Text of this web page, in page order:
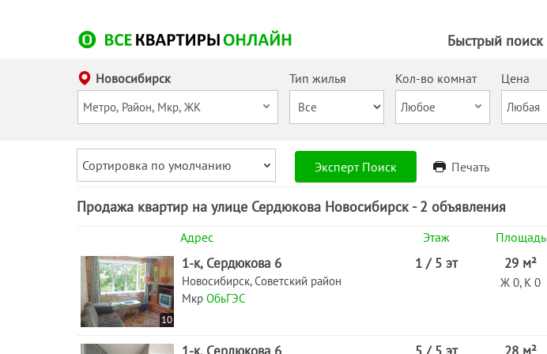
Быстрый поиск
Новосибирск Тип жилья Кол-во комнат
Цена
Сортировка по умолчанию Эксперт Поиск Печать
Продажа квартир на улице Сердюкова Новосибирск - 2 объявления
Адрес Этаж Площадь
10
1-к, Сердюкова 6
Новосибирск, Советский район
Мкр ОбьГЭС
1 / 5 эт 29 м²
Ж 0, К 0